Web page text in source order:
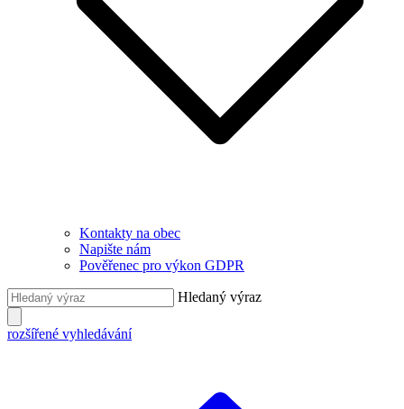
Kontakty na obec
Napište nám
Pověřenec pro výkon GDPR
Hledaný výraz
rozšířené vyhledávání